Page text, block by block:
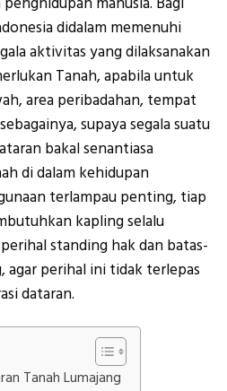
didalam memenuhi
aktivitas yang dilaksanakan
Tanah, apabila untuk
area peribadahan, tempat
supaya segala suatu
bakal senantiasa
di dalam kehidupan
terlampau penting, tiap
kapling selalu
standing hak dan batas-
agar perihal ini tidak terlepas
dataran.
Tanah Lumajang